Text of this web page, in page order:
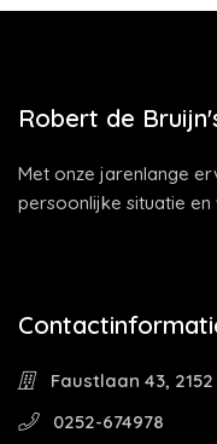
Robert de
Met onze jarenlange
persoonlijke situatie en
Faustlaan 43,
0252-674978